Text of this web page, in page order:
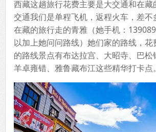
西藏这趟旅行花费主要是大交通和在藏
交通我们是单程飞机，返程火车，差不
在藏的旅行走的青雅（她手机：
以加上她问问路线）她们家的路线，
的路线景点有布达拉宫、大昭寺、巴松
羊卓雍错、雅鲁藏布江这些精华打卡点。